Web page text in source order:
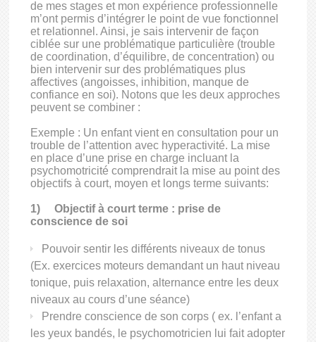
de mes stages et mon expérience professionnelle
m’ont permis d’intégrer le point de vue fonctionnel
et relationnel. Ainsi, je sais intervenir de façon
ciblée sur une problématique particulière (trouble
de coordination, d’équilibre, de concentration) ou
bien intervenir sur des problématiques plus
affectives (angoisses, inhibition, manque de
confiance en soi). Notons que les deux approches
peuvent se combiner :
Exemple : Un enfant vient en consultation pour un
trouble de l’attention avec hyperactivité. La mise
en place d’une prise en charge incluant la
psychomotricité comprendrait la mise au point des
objectifs à court, moyen et longs terme suivants:
1)Objectif à court terme : prise de
conscience de soi
Pouvoir sentir les différents niveaux de tonus
(Ex. exercices moteurs demandant un haut niveau
tonique, puis relaxation, alternance entre les deux
niveaux au cours d’une séance)
Prendre conscience de son corps ( ex. l’enfant a
les yeux bandés, le psychomotricien lui fait adopter